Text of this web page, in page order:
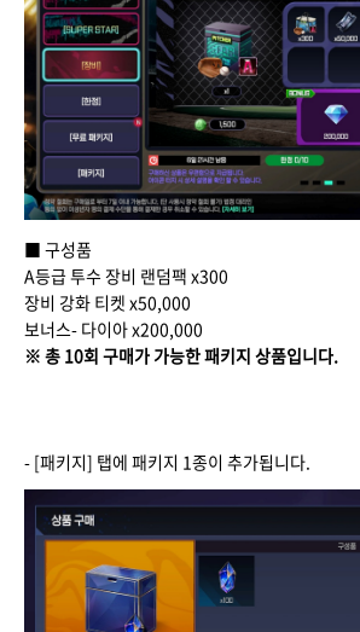
■ 구성품
A등급 투수 장비 랜덤팩 x300
장비 강화 티켓 x50,000
보너스- 다이아 x200,000
※ 총 10회 구매가 가능한 패키지 상품입니다.
- [패키지] 탭에 패키지 1종이 추가됩니다.